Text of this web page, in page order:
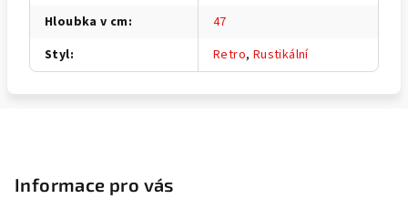
Hloubka v cm:
47
Styl: Retro, Rustikální
Informace pro vás